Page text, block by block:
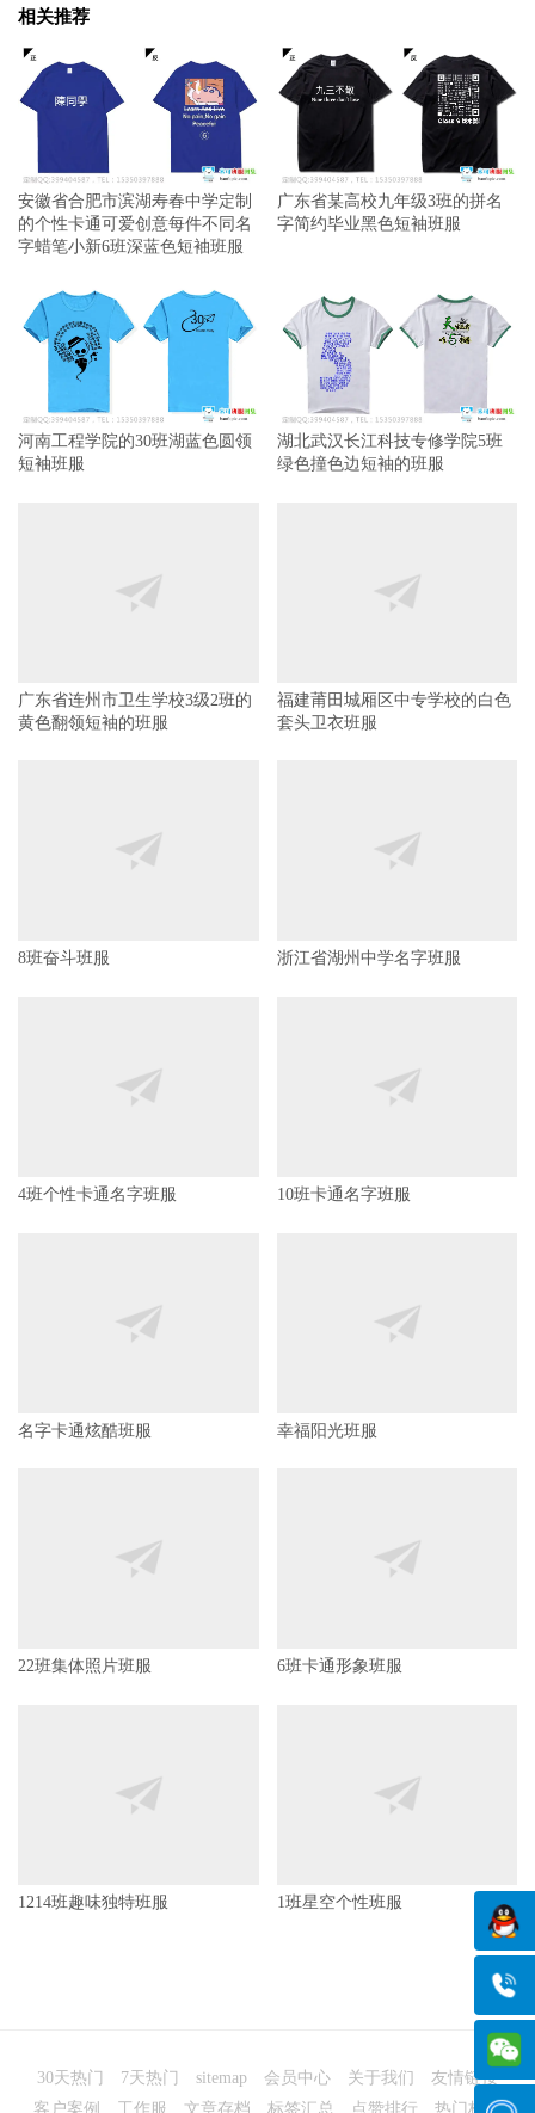
相关推荐
安徽省合肥市滨湖寿春中学定制
的个性卡通可爱创意每件不同名
字蜡笔小新6班深蓝色短袖班服
广东省某高校九年级3班的拼名
字简约毕业黑色短袖班服
河南工程学院的30班湖蓝色圆领
短袖班服
湖北武汉长江科技专修学院5班
绿色撞色边短袖的班服
广东省连州市卫生学校3级2班的
黄色翻领短袖的班服
浙江省湖州中学名字班服
4班个性卡通名字班服 10班卡通名字班服
名字卡通炫酷班服 幸福阳光班服
22班集体照片班服 6班卡通形象班服
1214班趣味独特班服 1班星空个性班服
30天热门 7天热门 sitemap 会员中心 关于我们
友情链接
客户案例
工作服 文章存档 标签汇总 点赞排行 热门标签